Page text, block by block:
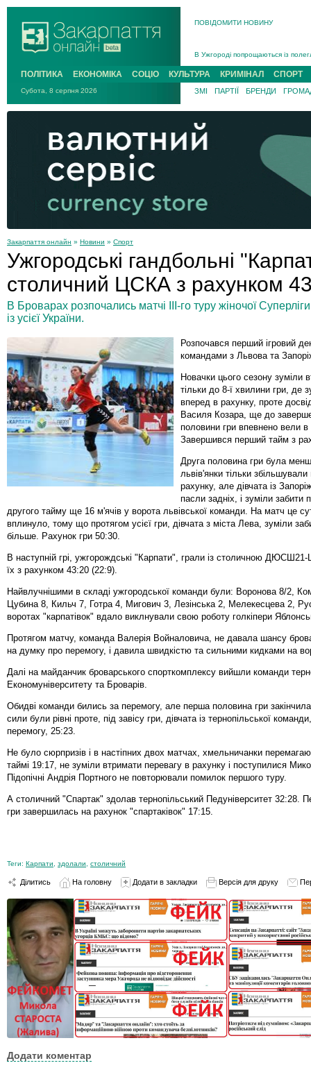
ПОВІДОМИТИ НОВИНУ
В Ужгороді попрощаються із
В Ужгороді 5 серпня
Підтвердили загибель
На війні з рф поліг військовий з
На Хустщині внаслідок ДТП за
Інструктора районного ТЦК на
ПОЛІТИКА ЕКОНОМІКА СОЦІО КУЛЬТУРА КРИМІНАЛ СПОРТ
Субота, 8 серпня 2026 ЗМІ ПАРТІЇ БРЕНДИ
Закарпаття онлайн » Новини » Спорт
Ужгородські гандбольні
столичний ЦСКА з рахунком
В Броварах розпочались матчі ІІІ-го туру жіночої
із усієї України.
Розпочався перший ігровий
командами з Львова та
Новачки цього сезону зуміли
тільки до 8-ї хвилини гри, де
вперед в рахунку, проте
Василя Козара, ще до
половини гри впевнено вели в
Завершився перший тайм з
Друга половина гри була
львів'янки тільки
рахунку, але дівчата із
пасли задніх, і зуміли забити
другого тайму ще 16 м'ячів у ворота львівської команди. На матч це
вплинуло, тому що протягом усієї гри, дівчата з міста Лева, зуміли
більше. Рахунок гри 50:30.
В наступній грі, ужгорождські "Карпати", грали із столичною
їх з рахунком 43:20 (22:9).
Найвлучнішими в складі ужгородської команди були: Воронова 8/2,
Цубина 8, Кильч 7, Готра 4, Мигович 3, Лезінська 2, Мелекесцева 2,
воротах "карпатівок" вдало виклнували свою роботу голкіпери
Протягом матчу, команда Валерія Войналовича, не давала шансу
на думку про перемогу, і давила швидкістю та сильними кидками на
Далі на майданчик броварського спорткомплексу вийшли команди
Економуніверситету та Броварів.
Обидві команди бились за перемогу, але перша половина гри
сили були рівні проте, під завісу гри, дівчата із тернопільської
перемогу, 25:23.
Не було сюрпризів і в настіпних двох матчах, хмельничанки
таймі 19:17, не зуміли втримати перевагу в рахунку і поступилися
Підопічні Андрія Портного не повторювали помилок першого туру.
А столичний "Спартак" здолав тернопільський Педуніверситет 32:28.
гри завершилась на рахунок "спартаківок" 17:15.
Теги: Карпати здолали столичний
Ділитись На головну Додати в закладки Версія для друку
Додати коментар